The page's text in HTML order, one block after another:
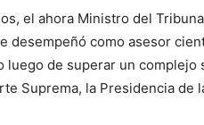
el ahora Ministro del
desempeñó como asesor
luego de superar un
Suprema, la Presidencia de